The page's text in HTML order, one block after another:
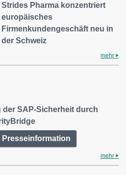
Strides Pharma konzentriert
europäisches
Firmenkundengeschäft neu in
der Schweiz
mehr
der SAP-Sicherheit durch
Presseinformation
mehr